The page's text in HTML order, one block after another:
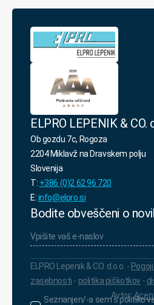
ELPRO LEPENIK & CO.
Ob gozdu 7c, Rogoza
2204 Miklavž na Dravskem polju
Slovenija
T: +386 (0)2 62 96 720
E:info@elpro.si
Bodite obveščeni o
vaš
e-
*
Seznanjen/-
Seznanjen/-a sem s politiko
ELPRO Lepenik & CO. d.o.o. -
zasebnosti - politika piškotkov -
Avtor: